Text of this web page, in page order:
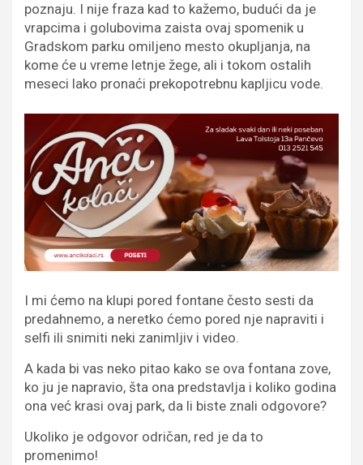
poznaju. I nije fraza kad to kažemo, budući da je
vrapcima i golubovima zaista ovaj spomenik u
Gradskom parku omiljeno mesto okupljanja, na
kome će u vreme letnje žege, ali i tokom ostalih
meseci lako pronaći prekopotrebnu kapljicu vode.
I mi ćemo na klupi pored fontane često sesti da
predahnemo, a neretko ćemo pored nje napraviti i
selfi ili snimiti neki zanimljiv i video.
A kada bi vas neko pitao kako se ova fontana zove,
ko ju je napravio, šta ona predstavlja i koliko godina
ona već krasi ovaj park, da li biste znali odgovore?
Ukoliko je odgovor odričan, red je da to
promenimo!